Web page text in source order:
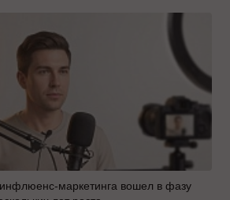
маркетинга вошел в фазу